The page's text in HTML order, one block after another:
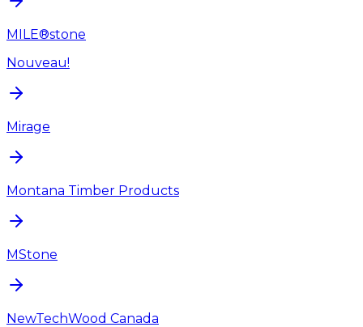
MILE®stone
Nouveau!
Mirage
Montana Timber Products
MStone
NewTechWood Canada